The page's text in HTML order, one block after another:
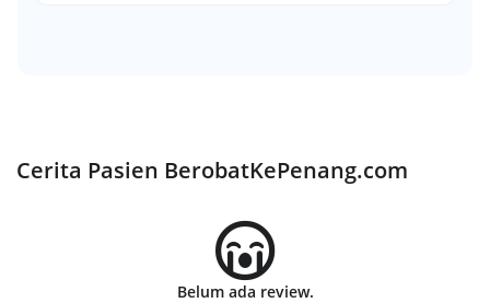
Cerita Pasien BerobatKePenang.com
Belum ada review.